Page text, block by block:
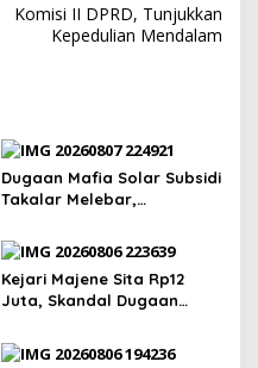
Komisi II DPRD, Tunjukkan
Kepedulian Mendalam
Dugaan Mafia Solar Subsidi
Takalar Melebar,
Muncul
Kejari Majene Sita Rp12
Juta, Skandal Dugaan
Mulai Terkuak